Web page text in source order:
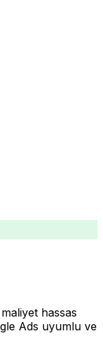
hassas
Ads uyumlu ve